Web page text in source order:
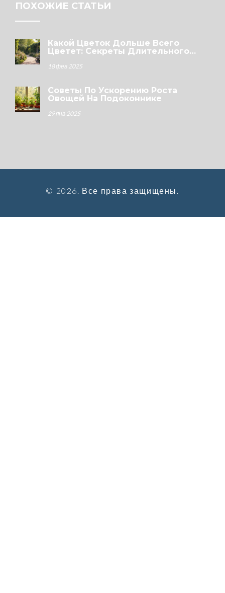
ПОХОЖИЕ СТАТЬИ
Какой Цветок Дольше Всего
Цветет: Секреты Длительного
18 фев 2025
Советы По Ускорению Роста
Овощей На Подоконнике
29 янв 2025
© 2026. Все права защищены.